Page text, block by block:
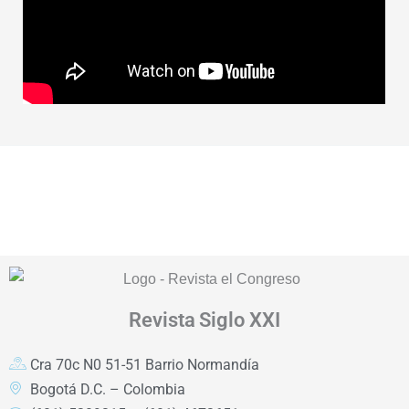
Revista Siglo XXI
Cra 70c N0 51-51 Barrio Normandía
Bogotá D.C. – Colombia